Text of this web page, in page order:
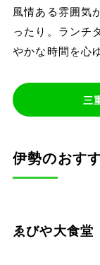
風情ある雰囲気
ったり。ランチ
やかな時間を心
三
伊勢のおす
ゑびや大食堂